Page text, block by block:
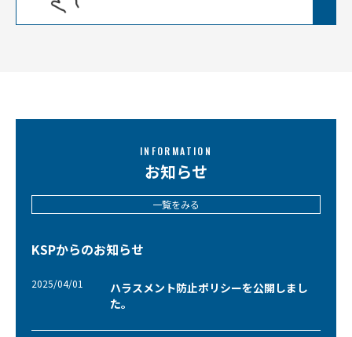
INFORMATION
お知らせ
一覧をみる
KSPからのお知らせ
2025/04/01
ハラスメント防止ポリシーを公開しまし
た。